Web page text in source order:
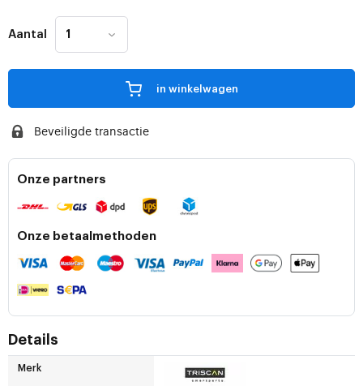
Aantal
in winkelwagen
Beveiligde transactie
Onze partners
Onze betaalmethoden
Details
Merk